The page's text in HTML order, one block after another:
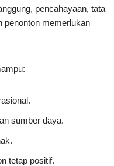
pencahayaan, tata
penonton memerlukan
sumber daya.
tetap positif.